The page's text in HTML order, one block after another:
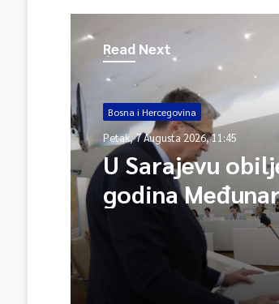
Read Next
Bosna i Hercegovina
Petak, 7 Augusta 2026, 11:45
U Sarajevu
godina
škole – Fokus
međunarodne